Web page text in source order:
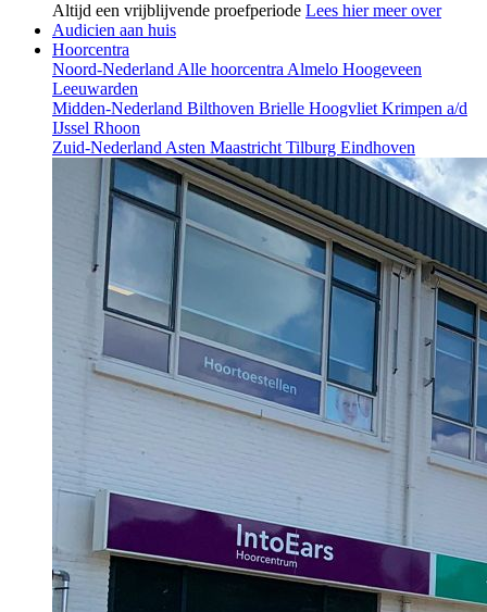
Altijd een vrijblijvende proefperiode Lees hier meer over
Audicien aan huis
Hoorcentra
Noord-NederlandAlle hoorcentraAlmelo Hoogeveen
Leeuwarden
Midden-Nederland Bilthoven Brielle HoogvlietKrimpen a/d
IJssel Rhoon
Zuid-NederlandAsten MaastrichtTilburg Eindhoven